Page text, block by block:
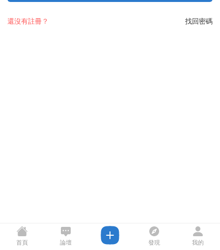
找回密碼
還沒有註冊？
首頁 論壇 發現 我的